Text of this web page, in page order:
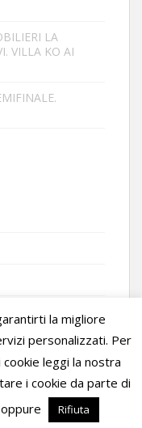
LA
VILLA KO AI
Disegnato da
la migliore
personalizzati. Per
leggi la nostra
i cookie da parte di
oppure Rifiuta